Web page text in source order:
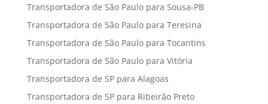
Transportadora de São Paulo para Sousa-PB
Transportadora de São Paulo para Teresina
Transportadora de São Paulo para Tocantins
Transportadora de São Paulo para Vitória
Transportadora de SP para Alagoas
Transportadora de SP para Ribeirão Preto